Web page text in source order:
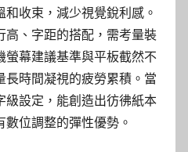
收束，減少視覺銳利感。
高、字距的搭配，需考量裝
螢幕建議基準與平板截然不
長時間凝視的疲勞累積。當
級設定，能創造出彷彿紙本
位調整的彈性優勢。